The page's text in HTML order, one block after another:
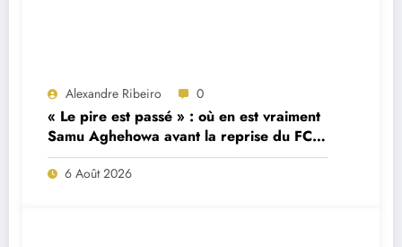
Alexandre Ribeiro 0
« Le pire est passé » : où en est vraiment
Samu Aghehowa avant la reprise du FC
Porto ?
6 Août 2026